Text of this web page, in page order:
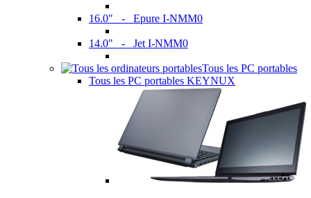
16.0" - Epure I-NMM0
14.0" - Jet I-NMM0
Tous les PC portables
Tous les PC portables KEYNUX